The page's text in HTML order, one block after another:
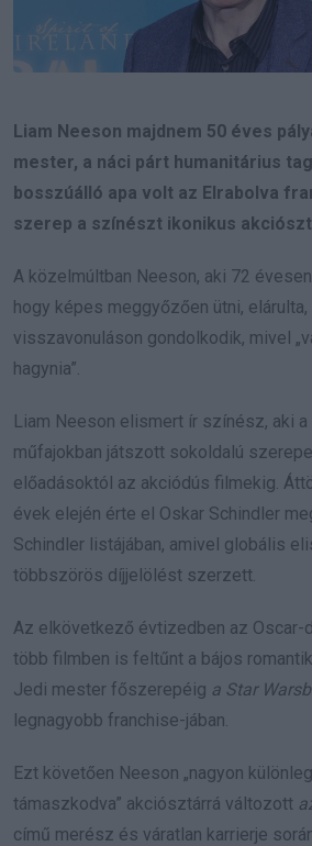
Liam Neeson majdnem 50 éves
mester, a náci párt humanitárius
bosszúálló apa volt az Elrabolva
szerep a színészt ikonikus
A közelmúltban Neeson, aki 72
hogy képes meggyőzően ütni, elárulta,
visszavonuláson gondolkodik, mivel
hagynia”.
Liam Neeson elismert ír színész, aki
műfajokban játszott sokoldalú
előadásoktól az akciódús filmekig.
évek elején érte el Oskar Schindler
Schindler listájában, amivel globális
többszörös díjjelölést szerzett.
Az elkövetkező évtizedben az Oscar-
több filmben is feltűnt a bájos
Jedi mester főszerepéig a Star
legnagyobb franchise-jában.
Ezt követően Neeson „nagyon
támaszkodva” akciósztárrá változott
című merész és váratlan karrierje